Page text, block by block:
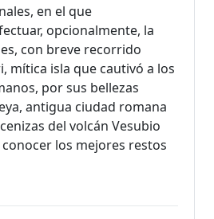
en el que
opcionalmente, la
con breve recorrido
mítica isla que cautivó a los
por sus bellezas
antigua ciudad romana
del volcán Vesubio
los mejores restos